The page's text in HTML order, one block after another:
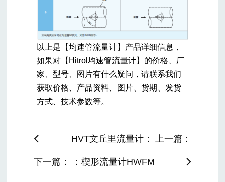
以上是【均速管流量计】产品详细信息，
如果对【Hitrol均速管流量计】的价格、厂
家、型号、图片有什么疑问，请联系我们
获取价格、产品资料、图片、货期、发货
方式、技术参数等。
HVT文丘里流量计： 上一篇：
下一篇： ：楔形流量计HWFM